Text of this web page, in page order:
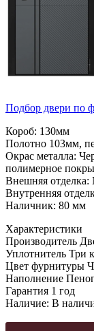
Подбор двери по
Короб: 130мм
Полотно 103мм,
Окрас металла:
полимерное
Внешняя
Внутренняя
Наличник: 80 мм
Характеристики
Производитель
Уплотнитель Три
Цвет фурнитуры
Наполнение
Гарантия 1 год
Наличие: В